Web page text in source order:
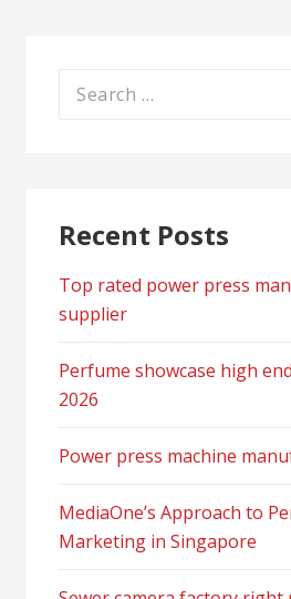
Search
Recent Posts
Top rated power press
supplier
Perfume showcase high
2026
Power press machine
MediaOne’s Approach to
Marketing in Singapore